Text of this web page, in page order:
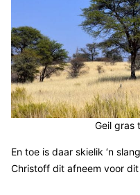
Geil gras
En toe is daar skielik ‘n
Christoff dit afneem voor